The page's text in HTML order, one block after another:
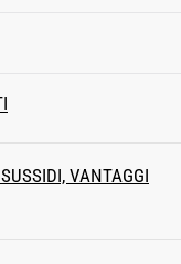
VANTAGGI